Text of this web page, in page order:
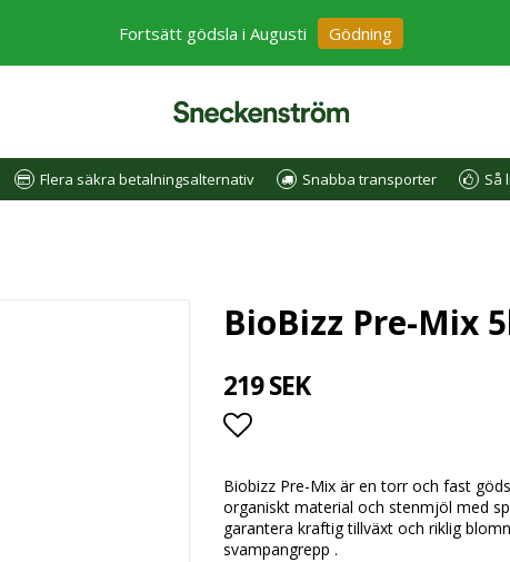
Fortsätt gödsla i Augusti Gödning
Flera säkra betalningsalternativ Snabba transporter Så
BioBizz Pre-Mix
219 SEK
Lägg till i favoritlistan
Biobizz Pre-Mix är en torr och fast
organiskt material och stenmjöl med
garantera kraftig tillväxt och riklig
svampangrepp .